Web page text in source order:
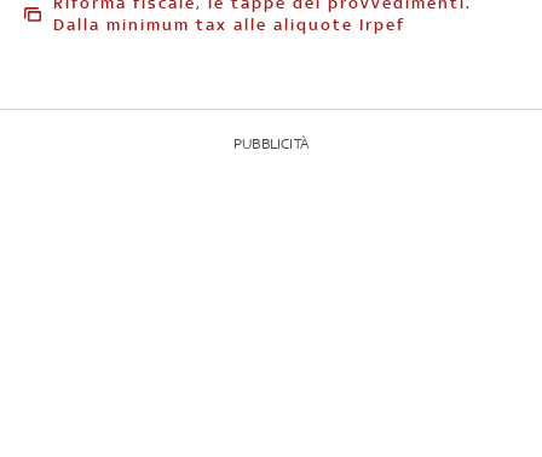
Dalla minimum tax alle aliquote Irpef
PUBBLICITÀ